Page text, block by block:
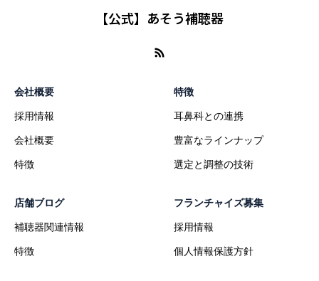
【公式】あそう補聴器
会社概要
採用情報
会社概要
特徴
特徴
耳鼻科との連携
豊富なラインナップ
選定と調整の技術
店舗ブログ
補聴器関連情報
特徴
フランチャイズ募集
採用情報
個人情報保護方針